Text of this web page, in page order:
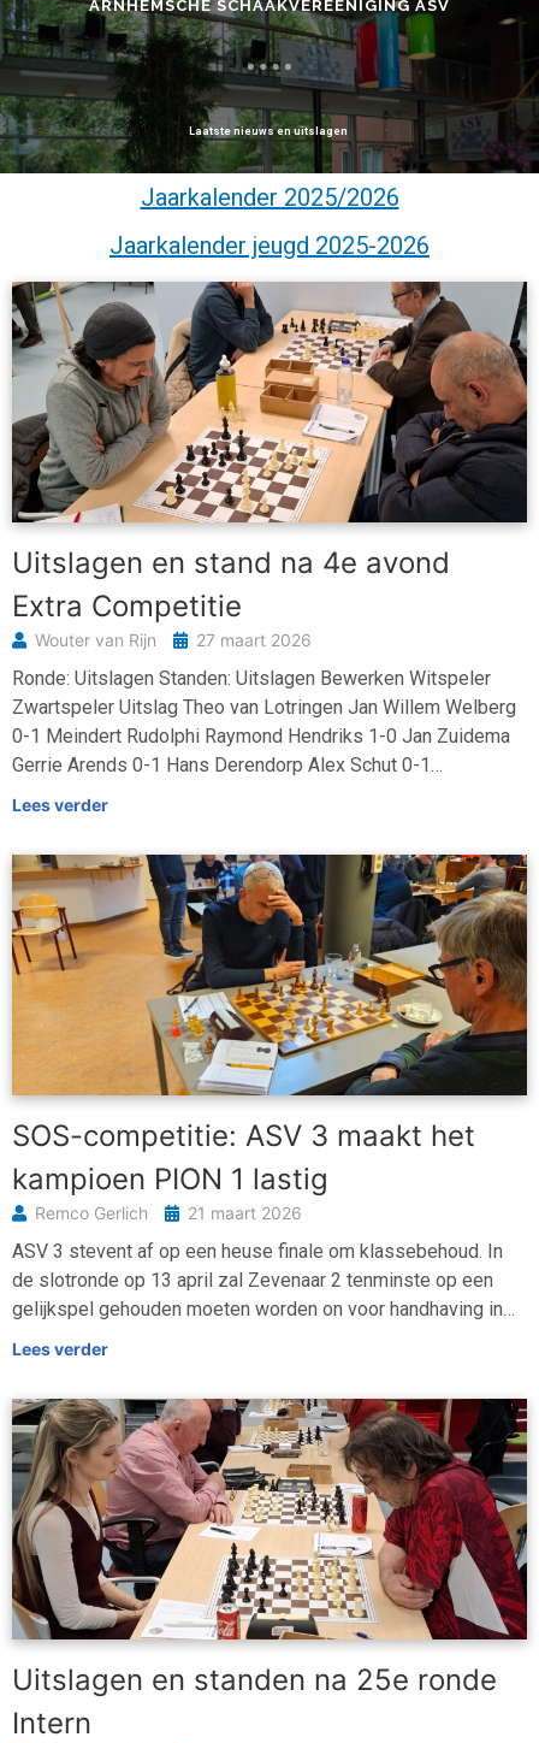
ARNHEMSCHE SCHAAKVEREENIGING ASV
Laatste nieuws en uitslagen
Jaarkalender 2025/2026
Jaarkalender jeugd 2025-2026
Uitslagen en stand na 4e avond
Extra Competitie
Wouter van Rijn 27 maart 2026
Ronde: Uitslagen Standen: Uitslagen Bewerken Witspeler
Zwartspeler Uitslag Theo van Lotringen Jan Willem Welberg
0-1 Meindert Rudolphi Raymond Hendriks 1-0 Jan Zuidema
Gerrie Arends 0-1 Hans Derendorp Alex Schut 0-1…
Lees verder
SOS-competitie: ASV 3 maakt het
kampioen PION 1 lastig
Remco Gerlich 21 maart 2026
ASV 3 stevent af op een heuse finale om klassebehoud. In
de slotronde op 13 april zal Zevenaar 2 tenminste op een
gelijkspel gehouden moeten worden on voor handhaving in…
Lees verder
Uitslagen en standen na 25e ronde
Intern